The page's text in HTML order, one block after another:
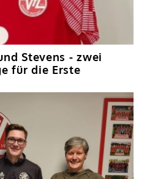
Stevens - zwei
für die Erste